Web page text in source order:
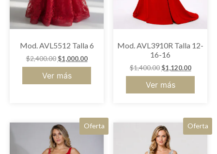
Mod. AVL5512 Talla 6
$2,400.00 $1,000.00
Ver más
Mod. AVL3910R Talla 12-
16-16
$1,400.00 $1,120.00
Ver más
Oferta Oferta